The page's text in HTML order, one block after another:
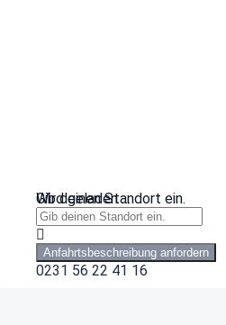
Wird geladen …
Gib deinen Standort ein.
Anfahrtsbeschreibung anfordern
0231 56 22 41 16